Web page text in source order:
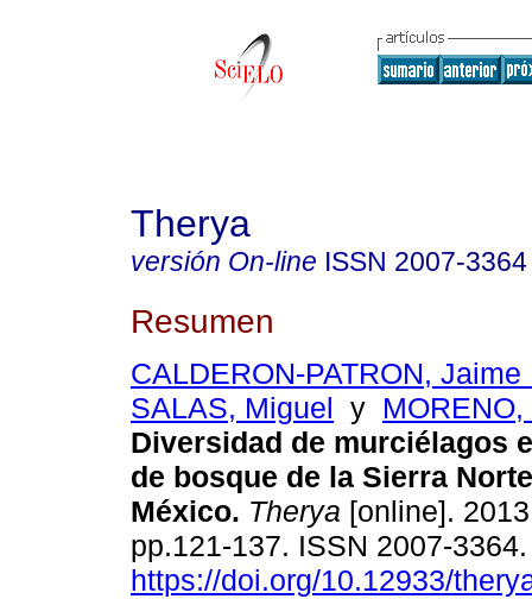
Therya
versión On-line ISSN 2007-3364
Resumen
CALDERON-PATRON, Jaime
SALAS, Miguel y
Diversidad de murciélagos
de bosque de la Sierra
México. Therya [online].
pp.121-137. ISSN 2007-
https://doi.org/10.12933/